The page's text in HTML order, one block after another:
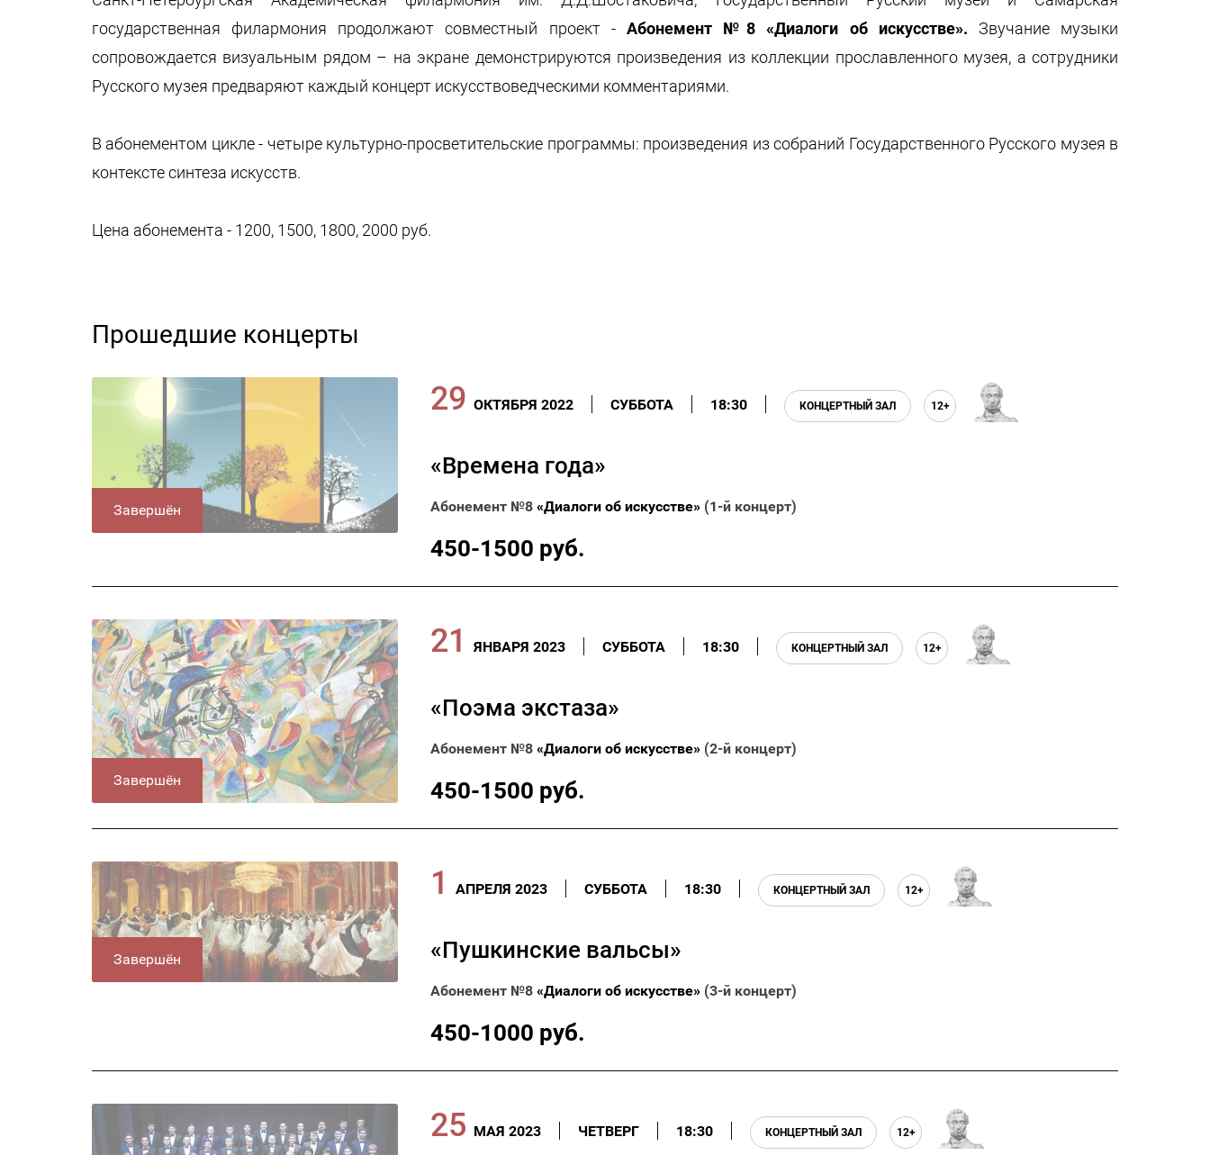
государственная филармония продолжают совместный проект - Абонемент №8 «Диалоги об искусстве». Звучание музыки
сопровождается визуальным рядом – на экране демонстрируются произведения из коллекции прославленного музея, а сотрудники
Русского музея предваряют каждый концерт искусствоведческими комментариями.
В абонементом цикле - четыре культурно-просветительские программы: произведения из собраний Государственного Русского музея в
контексте синтеза искусств.
Цена абонемента - 1200, 1500, 1800, 2000 руб.
Прошедшие концерты
Завершён
29 ОКТЯБРЯ 2022 СУББОТА 18:30 КОНЦЕРТНЫЙ ЗАЛ 12+
«Времена года»
Абонемент №8 «Диалоги об искусстве» (1-й концерт)
450-1500 руб.
Завершён
21 ЯНВАРЯ 2023 СУББОТА 18:30 КОНЦЕРТНЫЙ ЗАЛ 12+
«Поэма экстаза»
Абонемент №8 «Диалоги об искусстве» (2-й концерт)
450-1500 руб.
Завершён
1 АПРЕЛЯ 2023 СУББОТА 18:30 КОНЦЕРТНЫЙ ЗАЛ 12+
«Пушкинские вальсы»
Абонемент №8 «Диалоги об искусстве» (3-й концерт)
450-1000 руб.
25 МАЯ 2023 ЧЕТВЕРГ 18:30 КОНЦЕРТНЫЙ ЗАЛ 12+